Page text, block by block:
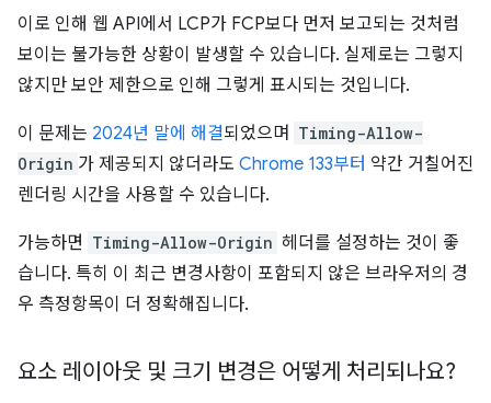
이로 인해 웹 API에서 LCP가 FCP보다 먼저 보고되는 것처럼
보이는 불가능한 상황이 발생할 수 있습니다. 실제로는 그렇지
않지만 보안 제한으로 인해 그렇게 표시되는 것입니다.
이 문제는 2024년 말에 해결되었으며
Timing-Allow-
Origin 가 제공되지 않더라도 Chrome 133부터 약간 거칠어진
렌더링 시간을 사용할 수 있습니다.
가능하면 Timing-Allow-Origin 헤더를 설정하는 것이 좋
습니다. 특히 이 최근 변경사항이 포함되지 않은 브라우저의 경
우 측정항목이 더 정확해집니다.
요소 레이아웃 및 크기 변경은 어떻게 처리되나요?